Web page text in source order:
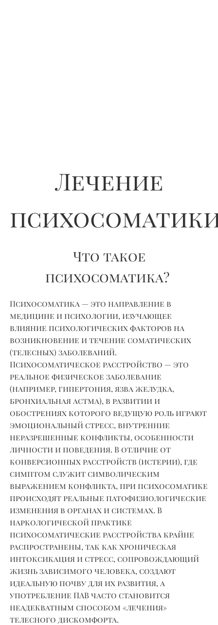
Лечение
Что такое
психосоматика?
Психосоматика — это направление в
медицине и психологии, изучающее
влияние психологических факторов на
возникновение и течение соматических
(телесных) заболеваний.
Психосоматическое расстройство — это
реальное физическое заболевание
(например, гипертония, язва желудка,
бронхиальная астма), в развитии и
обострениях которого ведущую роль играют
эмоциональный стресс, внутренние
неразрешенные конфликты, особенности
личности и поведения. В отличие от
конверсионных расстройств (истерии), где
симптом служит символическим
выражением конфликта, при психосоматике
происходят реальные патофизиологические
изменения в органах и системах. В
наркологической практике
психосоматические расстройства крайне
распространены, так как хроническая
интоксикация и стресс, сопровождающий
жизнь зависимого человека, создают
идеальную почву для их развития, а
употребление ПАВ часто становится
неадекватным способом «лечения»
телесного дискомфорта.